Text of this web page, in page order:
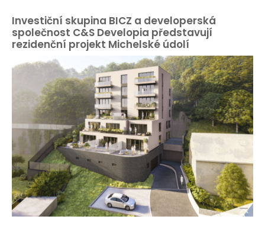
Investiční skupina BICZ a developerská
společnost C&S Developia představují
rezidenční projekt Michelské údolí